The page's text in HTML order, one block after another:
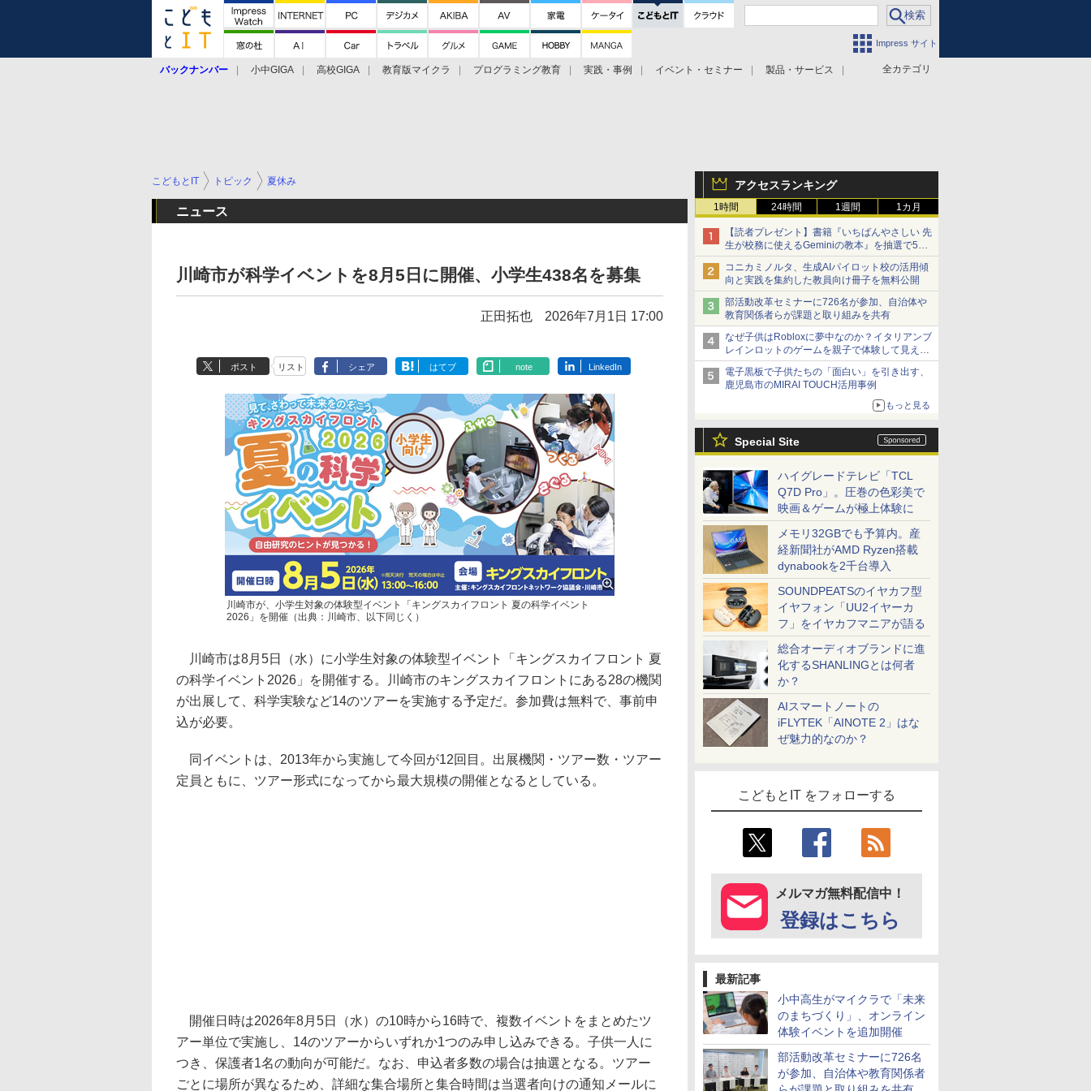
Impress サイト
全カテゴリ
バックナンバー 小中GIGA 高校GIGA 教育版マイクラ プログラミング教育 実践・事例 イベント・セミナー 製品・サービス
アクセスランキング
1時間 24時間 1週間 1カ月
【読者プレゼント】書籍『いちばんやさしい 先
生が校務に使えるGeminiの教本』を抽選で5名
様にプレゼント ――応募締切は2026年8月12
日（水）まで
コニカミノルタ、生成AIパイロット校の活用傾
向と実践を集約した教員向け冊子を無料公開
部活動改革セミナーに726名が参加、自治体や
教育関係者らが課題と取り組みを共有
なぜ子供はRobloxに夢中なのか？イタリアンブ
レインロットのゲームを親子で体験して見えた
こと
電子黒板で子供たちの「面白い」を引き出す、
鹿児島市のMIRAI TOUCH活用事例
もっと見る
Special Site
ハイグレードテレビ「TCL
Q7D Pro」。圧巻の色彩美で
映画＆ゲームが極上体験に
メモリ32GBでも予算内。産
経新聞社がAMD Ryzen搭載
dynabookを2千台導入
SOUNDPEATSのイヤカフ型
イヤフォン「UU2イヤーカ
フ」をイヤカフマニアが語る
総合オーディオブランドに進
化するSHANLINGとは何者
か？
AIスマートノートの
iFLYTEK「AINOTE 2」はな
ぜ魅力的なのか？
こどもとIT をフォローする
メルマガ無料配信中！
登録はこちら
最新記事
小中高生がマイクラで「未来
のまちづくり」、オンライン
体験イベントを追加開催
部活動改革セミナーに726名
が参加、自治体や教育関係者
こどもとIT トピック 夏休み
ニュース
川崎市が科学イベントを8月5日に開催、小学生438名を募集
正田拓也 2026年7月1日 17:00
ポスト リスト シェア はてブ note LinkedIn
川崎市が、小学生対象の体験型イベント「キングスカイフロント 夏の科学イベント
2026」を開催（出典：川崎市、以下同じく）
川崎市は8月5日（水）に小学生対象の体験型イベント「キングスカイフロント 夏
の科学イベント2026」を開催する。川崎市のキングスカイフロントにある28の機関
が出展して、科学実験など14のツアーを実施する予定だ。参加費は無料で、事前申
込が必要。
同イベントは、2013年から実施して今回が12回目。出展機関・ツアー数・ツアー
定員ともに、ツアー形式になってから最大規模の開催となるとしている。
開催日時は2026年8月5日（水）の10時から16時で、複数イベントをまとめたツ
アー単位で実施し、14のツアーからいずれか1つのみ申し込みできる。子供一人に
つき、保護者1名の動向が可能だ。なお、申込者多数の場合は抽選となる。ツアー
ごとに場所が異なるため、詳細な集合場所と集合時間は当選者向けの通知メールに